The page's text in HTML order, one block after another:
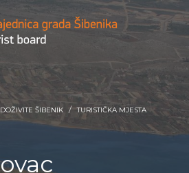
DOŽIVITE ŠIBENIK TURISTIČKA MJESTA